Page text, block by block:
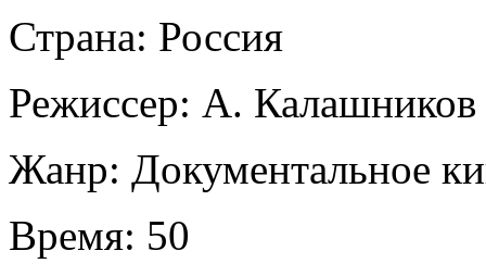
Страна: Россия
Режиссер: А. Калашников
Жанр: Документальное
Время: 50